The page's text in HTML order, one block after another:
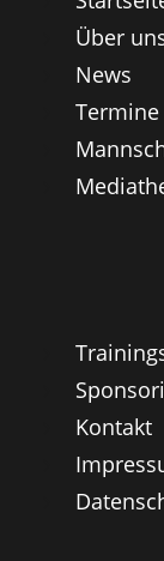
Über
News
Termine
Kontakt